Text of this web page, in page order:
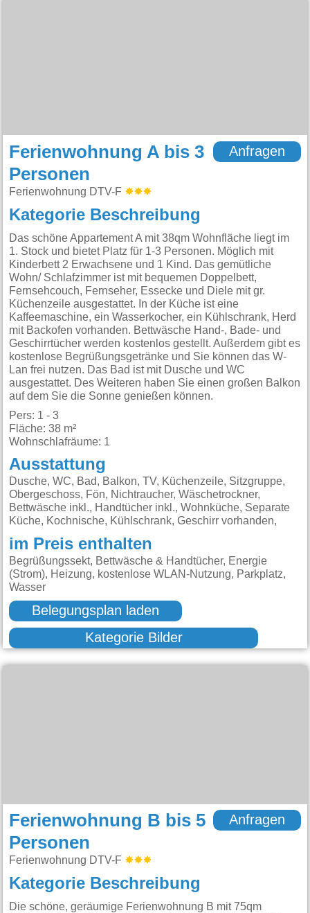
Ferienwohnung A bis 3
Personen
Ferienwohnung DTV-F
Anfragen
Kategorie Beschreibung
Das schöne Appartement A mit 38qm Wohnfläche liegt im
1. Stock und bietet Platz für 1-3 Personen. Möglich mit
Kinderbett 2 Erwachsene und 1 Kind. Das gemütliche
Wohn/ Schlafzimmer ist mit bequemen Doppelbett,
Fernsehcouch, Fernseher, Essecke und Diele mit gr.
Küchenzeile ausgestattet. In der Küche ist eine
Kaffeemaschine, ein Wasserkocher, ein Kühlschrank, Herd
mit Backofen vorhanden. Bettwäsche Hand-, Bade- und
Geschirrtücher werden kostenlos gestellt. Außerdem gibt es
kostenlose Begrüßungsgetränke und Sie können das W-
Lan frei nutzen. Das Bad ist mit Dusche und WC
ausgestattet. Des Weiteren haben Sie einen großen Balkon
auf dem Sie die Sonne genießen können.
Pers: 1 - 3
Fläche: 38 m²
Wohnschlafräume: 1
Ausstattung
Dusche, WC, Bad, Balkon, TV, Küchenzeile, Sitzgruppe,
Obergeschoss, Fön, Nichtraucher, Wäschetrockner,
Bettwäsche inkl., Handtücher inkl., Wohnküche, Separate
Küche, Kochnische, Kühlschrank, Geschirr vorhanden,
im Preis enthalten
Begrüßungssekt, Bettwäsche & Handtücher, Energie
(Strom), Heizung, kostenlose WLAN-Nutzung, Parkplatz,
Wasser
Belegungsplan laden
Kategorie Bilder
Ferienwohnung B bis 5
Personen
Ferienwohnung DTV-F
Anfragen
Kategorie Beschreibung
Die schöne, geräumige Ferienwohnung B mit 75qm